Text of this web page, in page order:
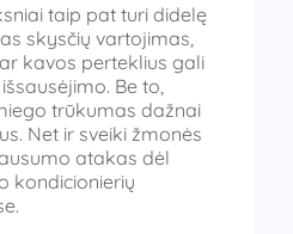
taip pat turi didelę
skysčių vartojimas,
kavos perteklius gali
Be to,
trūkumas dažnai
Net ir sveiki žmonės
atakas dėl
kondicionierių